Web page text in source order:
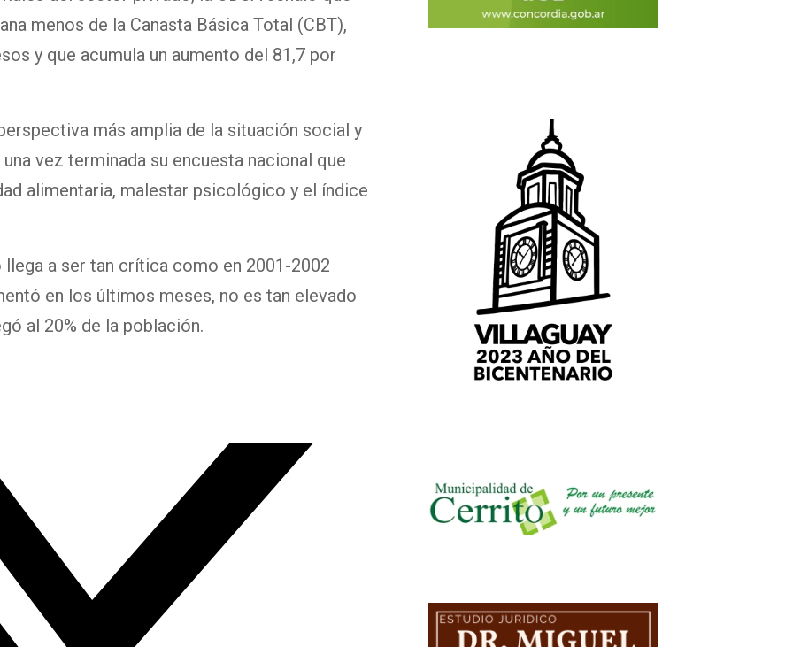
menos de la Canasta Básica Total (CBT),
y que acumula un aumento del 81,7 por
más amplia de la situación social y
vez terminada su encuesta nacional que
alimentaria, malestar psicológico y el índice
a ser tan crítica como en 2001-2002
en los últimos meses, no es tan elevado
al 20% de la población.